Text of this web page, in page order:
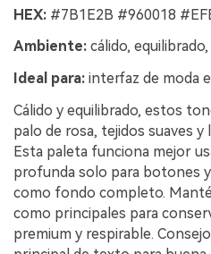
HEX: #7B1E2B #960018
Ambiente: cálido,
Ideal para: interfaz de moda
Cálido y equilibrado, estos
palo de rosa, tejidos suaves
Esta paleta funciona mejor
profunda solo para botones
como fondo completo.
como principales para
premium y respirable.